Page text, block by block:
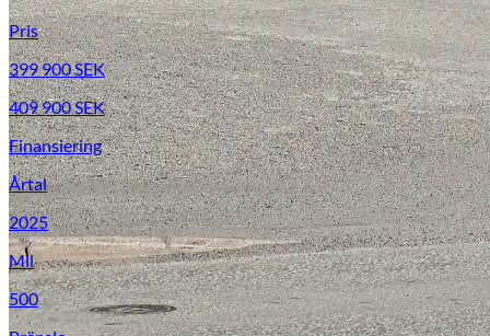
Pris
399 900SEK
409 900SEK
Finansiering
Årtal
2025
Mil
500